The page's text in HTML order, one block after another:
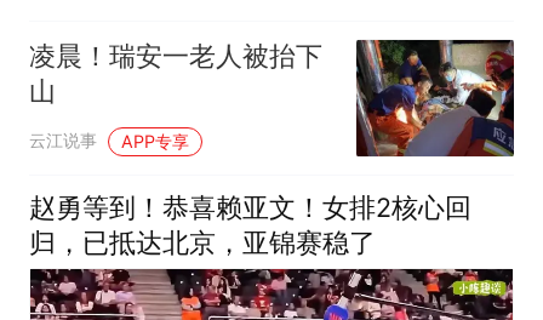
凌晨！瑞安一老人被抬下
山
云江说事 APP专享
赵勇等到！恭喜赖亚文！女排2核心回
归，已抵达北京，亚锦赛稳了